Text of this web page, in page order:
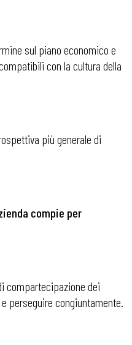
sul piano economico e
con la cultura della
più generale di
compie per
compartecipazione dei
perseguire congiuntamente.